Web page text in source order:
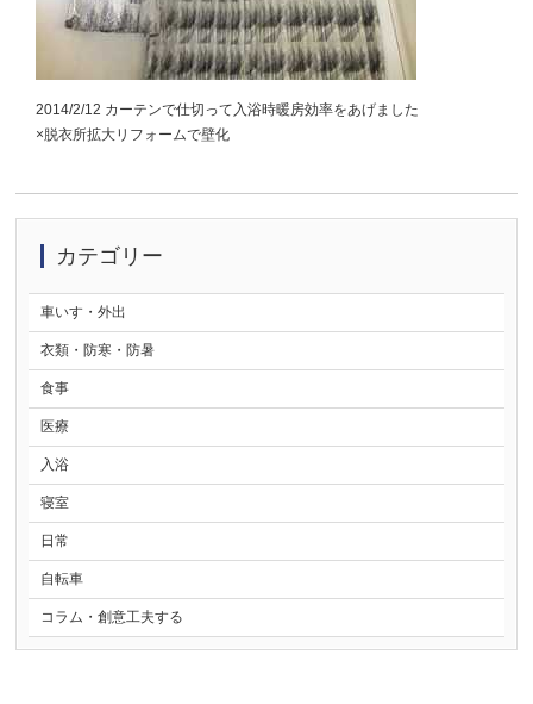
2014/2/12 カーテンで仕切って入浴時暖房効率をあげました
×脱衣所拡大リフォームで壁化
カテゴリー
車いす・外出
衣類・防寒・防暑
食事
医療
入浴
寝室
日常
自転車
コラム・創意工夫する